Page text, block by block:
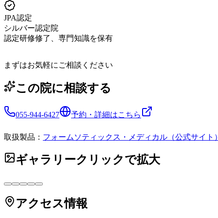
JPA認定
シルバー認定院
認定研修修了、専門知識を保有
まずはお気軽にご相談ください
この院に相談する
055-944-6427 予約・詳細はこちら
取扱製品： フォームソティックス・メディカル（公式サイト
ギャラリークリックで拡大
アクセス情報